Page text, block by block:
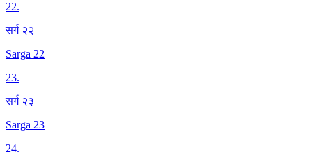
22.
सर्ग २२
Sarga 22
23.
सर्ग २३
Sarga 23
24.